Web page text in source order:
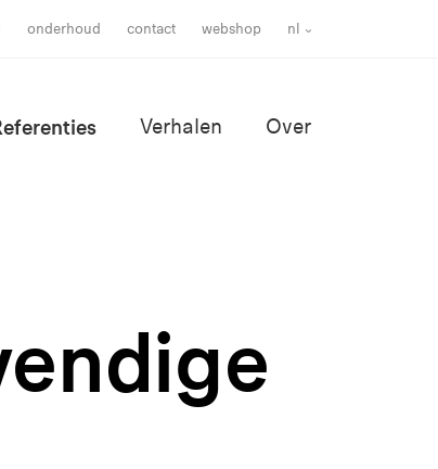
onderhoud contact webshop nl
Verhalen Over